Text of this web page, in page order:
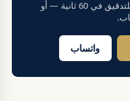
أنشئ طلب عرض سعر جاهزاً للتدقيق في 60 ثانية — أو
واتساب